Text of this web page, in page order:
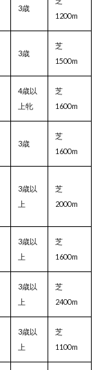
3歳
1200m
3歳
芝
1500m
4歳以
上牝
芝
1600m
3歳
芝
1600m
3歳以
上
芝
2000m
3歳以
上
芝
1600m
3歳以
上
芝
2400m
3歳以
上
芝
1100m